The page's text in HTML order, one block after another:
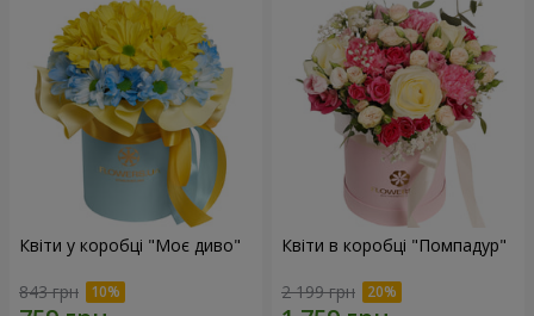
Квіти у коробці "Моє диво"
843 грн
Квіти в коробці "Помпадур"
2 199 грн